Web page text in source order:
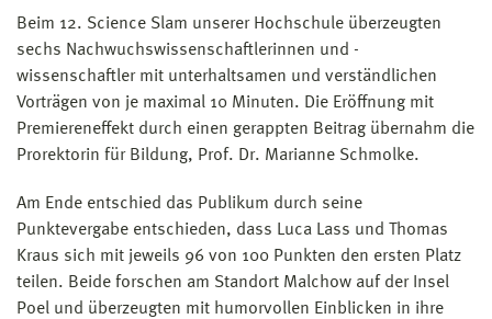
Beim 12. Science Slam unserer Hochschule überzeugten
sechs Nachwuchswissenschaftlerinnen und -
wissenschaftler mit unterhaltsamen und verständlichen
Vorträgen von je maximal 10 Minuten. Die Eröffnung mit
Premiereneffekt durch einen gerappten Beitrag übernahm die
Prorektorin für Bildung, Prof. Dr. Marianne Schmolke.
Am Ende entschied das Publikum durch seine
Punktevergabe entschieden, dass Luca Lass und Thomas
Kraus sich mit jeweils 96 von 100 Punkten den ersten Platz
teilen. Beide forschen am Standort Malchow auf der Insel
Poel und überzeugten mit humorvollen Einblicken in ihre